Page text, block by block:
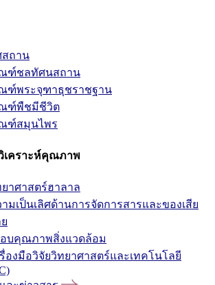
สถาน
ฑ์ชลทัศนสถาน
ฑ์พระจุฑาธุชราชฐาน
ฑ์พืชมีชีวิต
ฑ์สมุนไพร
เคราะห์คุณภาพ
าศาสตร์ฮาลาล
มเป็นเลิศด้านการจัดการสารและของเสีย
อบคุณภาพสิ่งแวดล้อม
องมือวิจัยวิทยาศาสตร์และเทคโนโลยี